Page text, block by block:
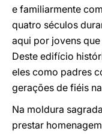
e familiarmente
quatro séculos
aqui por jovens
Deste edifício
eles como padres
gerações de fiéis
Na moldura
prestar